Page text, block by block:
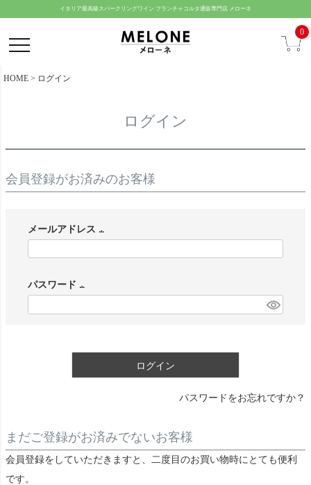
イタリア最高級スパークリングワイン フランチャコルタ通販専門店 メローネ
0
HOME ログイン
ログイン
会員登録がお済みのお客様
メールアドレス
(
須
)
パスワード
須
ログイン
パスワードをお忘れですか？
まだご登録がお済みでないお客様
会員登録をしていただきますと、二度目のお買い物時にとても便利
です。
ジト
ップ